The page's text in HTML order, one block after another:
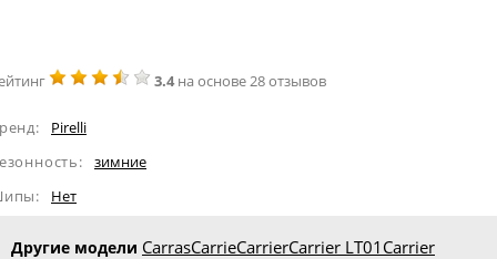
3.4на основе 28 отзывов
Pirelli
зимние
Нет
Другие модели CarrasCarrieCarrierCarrier LT01 Carrier